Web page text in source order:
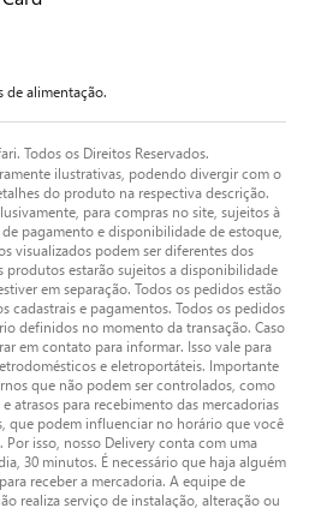
de alimentação.
Todos os Direitos Reservados.
ilustrativas, podendo divergir com o
do produto na respectiva descrição.
para compras no site, sujeitos à
pagamento e disponibilidade de estoque,
visualizados podem ser diferentes dos
produtos estarão sujeitos a disponibilidade
em separação. Todos os pedidos estão
cadastrais e pagamentos. Todos os pedidos
definidos no momento da transação. Caso
em contato para informar. Isso vale para
e eletroportáteis. Importante
que não podem ser controlados, como
atrasos para recebimento das mercadorias
que podem influenciar no horário que você
Por isso, nosso Delivery conta com uma
30 minutos. É necessário que haja alguém
receber a mercadoria. A equipe de
realiza serviço de instalação, alteração ou